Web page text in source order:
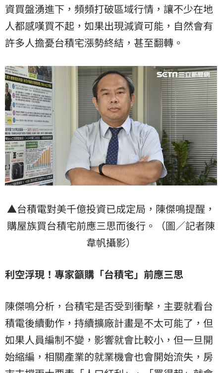
資買盤湧進下，頻頻打破區域行情，讓不少在地
人都感嘆買不起，如果出現減資可能，自然會有
許多人擔憂台積宅漲勢終結，甚至翻轉。
▲台積電對美千億投資已成定局，陳傑鳴提醒，
購屋族買台積宅前應三思而後行。（圖／記者陳
韋帆攝影）
利空浮現！專家籲購「台積宅」前應三思
陳傑鳴分析，台積宅是否受到衝擊，主要就看台
積電後續動作，持續擴廠計畫是不太可能了，但
如果人員編制不變，影響就會比較小，但一旦開
始縮編，相關產業的就業機會也會開始流失， 房